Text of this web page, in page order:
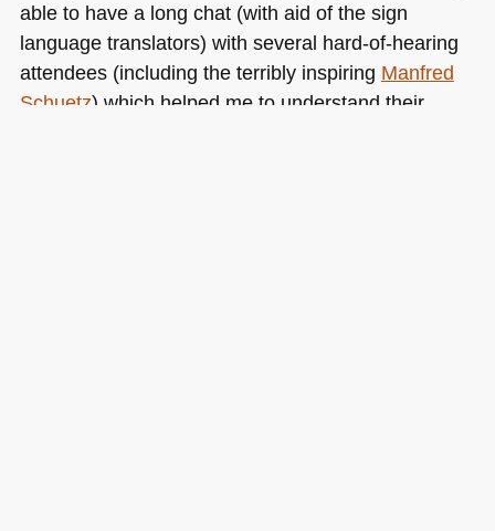
able to have a long chat (with aid of the sign
language translators) with several hard-of-hearing
attendees (including the terribly inspiring Manfred
Schuetz) which helped me to understand their